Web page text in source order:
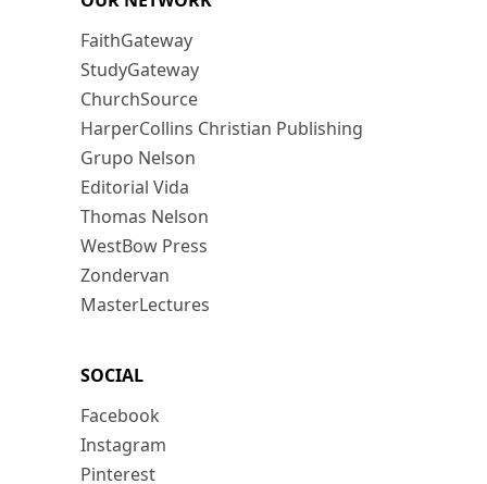
FaithGateway
StudyGateway
ChurchSource
HarperCollins Christian Publishing
Grupo Nelson
Editorial Vida
Thomas Nelson
WestBow Press
Zondervan
MasterLectures
SOCIAL
Facebook
Instagram
Pinterest